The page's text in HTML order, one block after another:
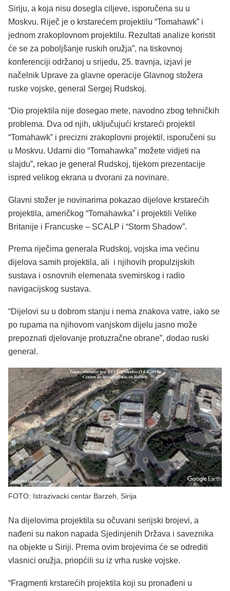
Siriju, a koja nisu dosegla ciljeve, isporučena su u
Moskvu. Riječ je o krstarećem projektilu “Tomahawk” i
jednom zrakoplovnom projektilu. Rezultati analize koristit
će se za poboljšanje ruskih oružja”, na tiskovnoj
konferenciji održanoj u srijedu, 25. travnja, izjavi je
načelnik Uprave za glavne operacije Glavnog stožera
ruske vojske, general Sergej Rudskoj.
“Dio projektila nije dosegao mete, navodno zbog tehničkih
problema. Dva od njih, uključujući krstareći projektil
“Tomahawk” i precizni zrakoplovni projektil, isporučeni su
u Moskvu. Udarni dio “Tomahawka” možete vidjeti na
slajdu”, rekao je general Rudskoj, tijekom prezentacije
ispred velikog ekrana u dvorani za novinare.
Glavni stožer je novinarima pokazao dijelove krstarećih
projektila, američkog “Tomahawka” i projektili Velike
Britanije i Francuske – SCALP i “Storm Shadow”.
Prema riječima generala Rudskoj, vojska ima većinu
dijelova samih projektila, ali i njihovih propulzijskih
sustava i osnovnih elemenata svemirskog i radio
navigacijskog sustava.
“Dijelovi su u dobrom stanju i nema znakova vatre, iako se
po rupama na njihovom vanjskom dijelu jasno može
prepoznati djelovanje protuzračne obrane”, dodao ruski
general.
FOTO: Istrazivacki centar Barzeh, Sirija
Na dijelovima projektila su očuvani serijski brojevi, a
nađeni su nakon napada Sjedinjenih Država i saveznika
na objekte u Siriji. Prema ovim brojevima će se odrediti
vlasnici oružja, priopćili su iz vrha ruske vojske.
“Fragmenti krstarećih projektila koji su pronađeni u